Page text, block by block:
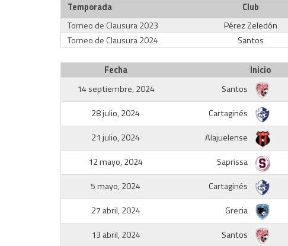
Temporada
Club
Torneo de Clausura 2023
Pérez Zeledón
Torneo de Clausura 2024
Santos
Fecha Inicio
14 septiembre, 2024
Santos
28 julio, 2024
Cartaginés
21 julio, 2024
Alajuelense
12 mayo, 2024
Saprissa
5 mayo, 2024
Cartaginés
27 abril, 2024
Grecia
13 abril, 2024
Santos